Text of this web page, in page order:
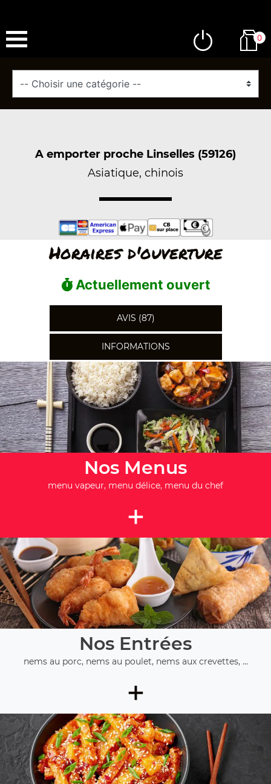
0
A emporter proche Linselles (59126)
Asiatique, chinois
Horaires d'ouverture
Actuellement ouvert
AVIS (87)
INFORMATIONS
Nos Menus
menu vapeur, menu délice, menu du chef
+
Nos Entrées
nems au porc, nems au poulet, nems aux crevettes, ...
+